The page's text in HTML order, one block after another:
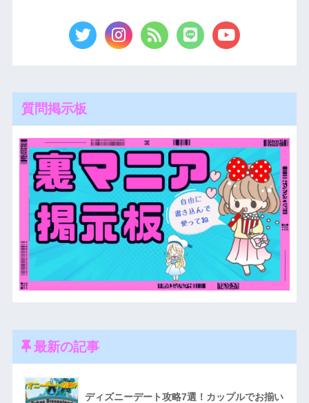
質問掲示板
最新の記事
ディズニーデート攻略7選！カップルでお揃い